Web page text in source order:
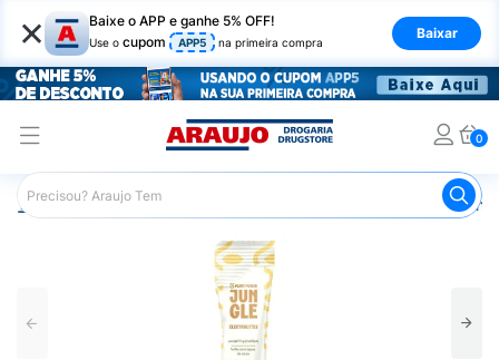
× Baixe o APP e ganhe 5% OFF!
Use o cupom APP5 na primeira compra
Baixar
0
Araujo Mercado Jungle